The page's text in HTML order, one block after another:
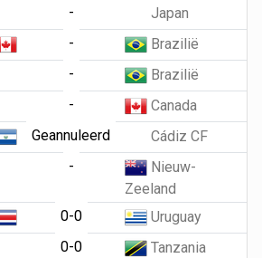
-
Japan
-
Brazilië
-
Brazilië
-
Canada
Geannuleerd
Cádiz CF
-
Nieuw-
Zeeland
0-0
Uruguay
0-0
Tanzania